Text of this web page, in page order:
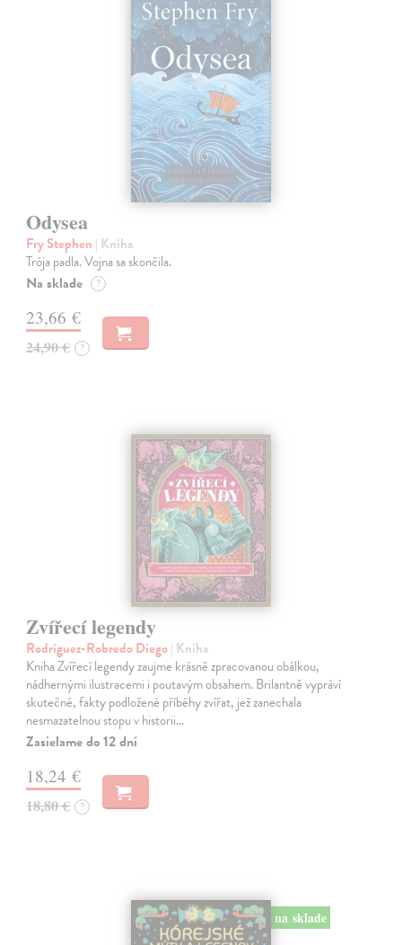
Odysea
Fry Stephen | Kniha
Trója padla. Vojna sa skončila.
Na sklade ?
23,66 €
24,90 € ?
Zvířecí legendy
Rodríguez-Robredo Diego| Kniha
Kniha Zvířecí legendy zaujme krásně zpracovanou obálkou,
nádhernými ilustracemi i poutavým obsahem. Brilantně vypráví
skutečné, fakty podložené příběhy zvířat, jež zanechala
nesmazatelnou stopu v historii…
Zasielame do 12 dní
18,24 €
18,80 € ?
na sklade